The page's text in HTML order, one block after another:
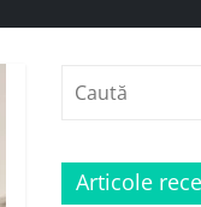
Articole